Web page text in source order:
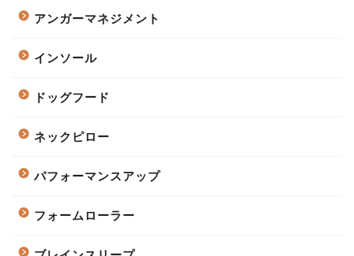
アンガーマネジメント
インソール
ドッグフード
ネックピロー
パフォーマンスアップ
フォームローラー